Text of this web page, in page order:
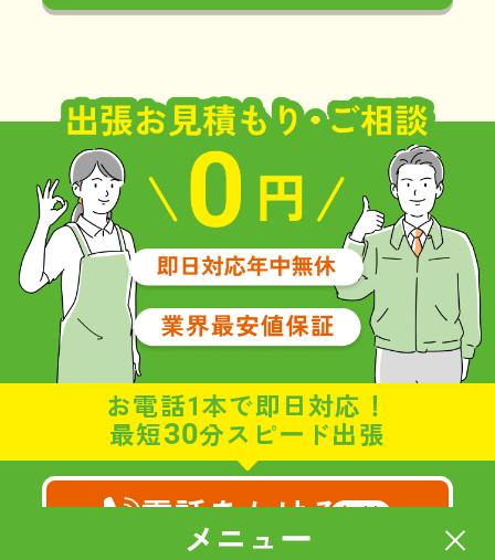
メニュー
お電話1本で即日対応！
最短30分スピード出張
電話をかける